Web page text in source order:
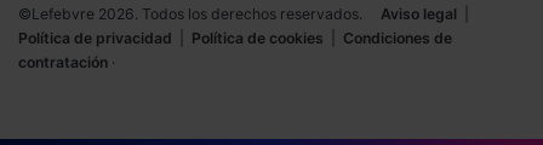
©Lefebvre 2026. Todos los derechos reservados. Aviso legal
Política de privacidad
Política de cookies
Condiciones de
contratación ·